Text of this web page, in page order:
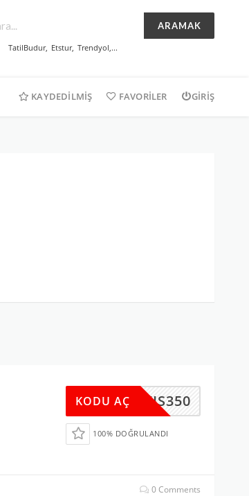
ARAMAK
TatilBudur, Etstur, Trendyol,...
KAYDEDILMIŞ FAVORILER GIRIŞ
MAYIS350
KODU AÇ
100% DOĞRULANDI
0 Comments